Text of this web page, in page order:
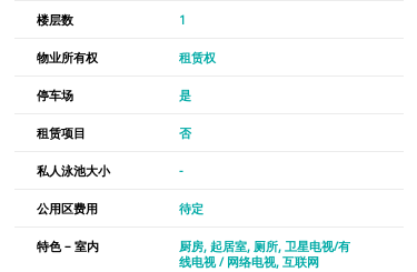
楼层数 1
物业所有权 租赁权
停车场 是
租赁项目 否
私人泳池大小 -
公用区费用 待定
特色 – 室内 厨房 起居室 厕所 卫星电视/有
线电视 / 网络电视 互联网